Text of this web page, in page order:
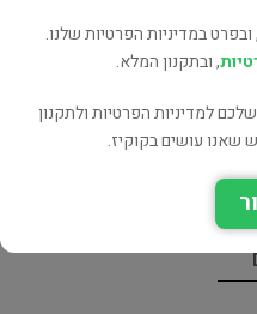
במדיניות הפרטיות שלנו.
, ובתקנון המלא.
למדיניות הפרטיות ולתקנון
שאנו עושים בקוקיז.